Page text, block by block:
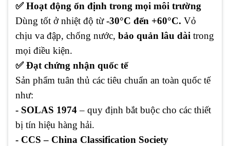
✅ Hoạt động ổn định trong mọi môi trường
Dùng tốt ở nhiệt độ từ-30°C đến +60°C. Vỏ
chịu va đập, chống nước, bảo quản lâu dài trong
mọi điều kiện.
✅ Đạt chứng nhận quốc tế
Sản phẩm tuân thủ các tiêu chuẩn an toàn quốc tế
như:
- SOLAS 1974– quy định bắt buộc cho các thiết
bị tín hiệu hàng hải.
- CCS – China Classification Society